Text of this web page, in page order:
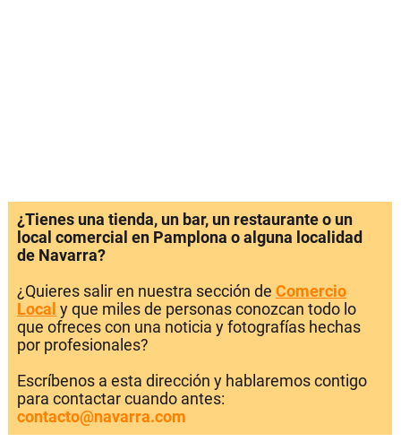
¿Tienes una tienda, un bar, un restaurante o un
local comercial en Pamplona o alguna localidad
de Navarra?
¿Quieres salir en nuestra sección de Comercio
Local y que miles de personas conozcan todo lo
que ofreces con una noticia y fotografías hechas
por profesionales?
Escríbenos a esta dirección y hablaremos contigo
para contactar cuando antes:
contacto@navarra.com